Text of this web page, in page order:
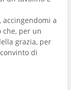
a
che, per un
grazia, per
di